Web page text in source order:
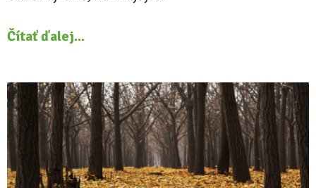
Čítať ďalej...